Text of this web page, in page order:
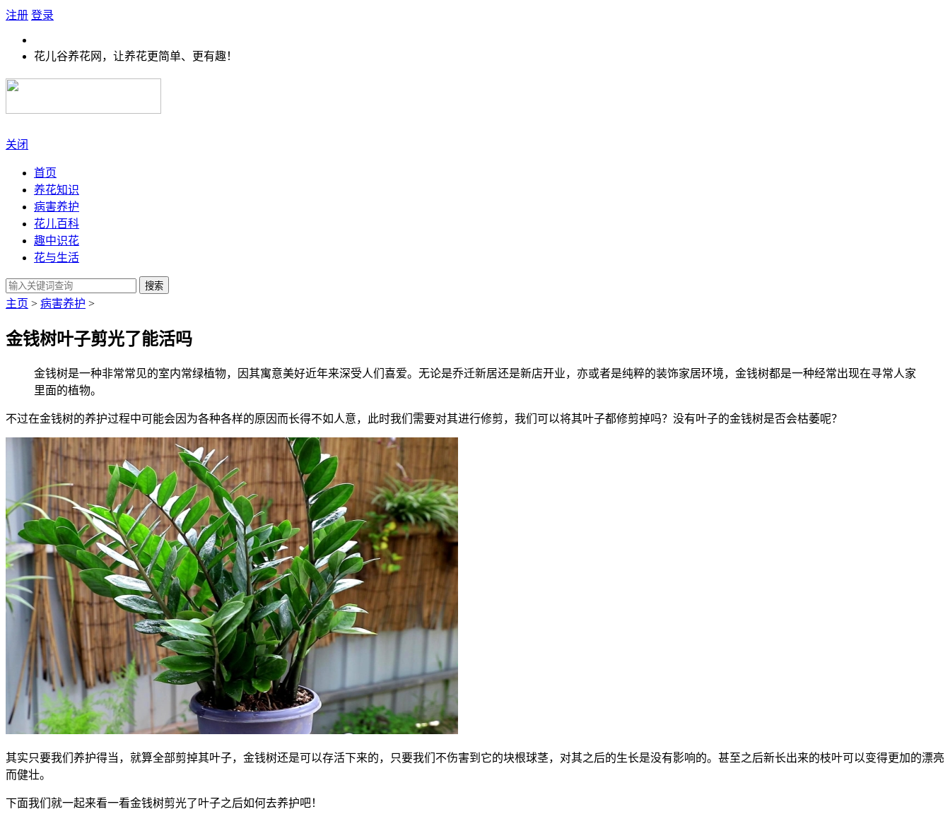
注册 登录
花儿谷养花网，让养花更简单、更有趣！
关闭
首页
养花知识
病害养护
花儿百科
趣中识花
花与生活
搜索
主页 > 病害养护 >
金钱树叶子剪光了能活吗
金钱树是一种非常常见的室内常绿植物，因其寓意美好近年来深受人们喜爱。无论是乔迁新居还是新店开业，亦或者是纯粹的装饰家居环境，金钱树都是一种经常出现在寻常人家
里面的植物。
不过在金钱树的养护过程中可能会因为各种各样的原因而长得不如人意，此时我们需要对其进行修剪，我们可以将其叶子都修剪掉吗？没有叶子的金钱树是否会枯萎呢？
其实只要我们养护得当，就算全部剪掉其叶子，金钱树还是可以存活下来的，只要我们不伤害到它的块根球茎，对其之后的生长是没有影响的。甚至之后新长出来的枝叶可以变得更加的漂亮
而健壮。
下面我们就一起来看一看金钱树剪光了叶子之后如何去养护吧！